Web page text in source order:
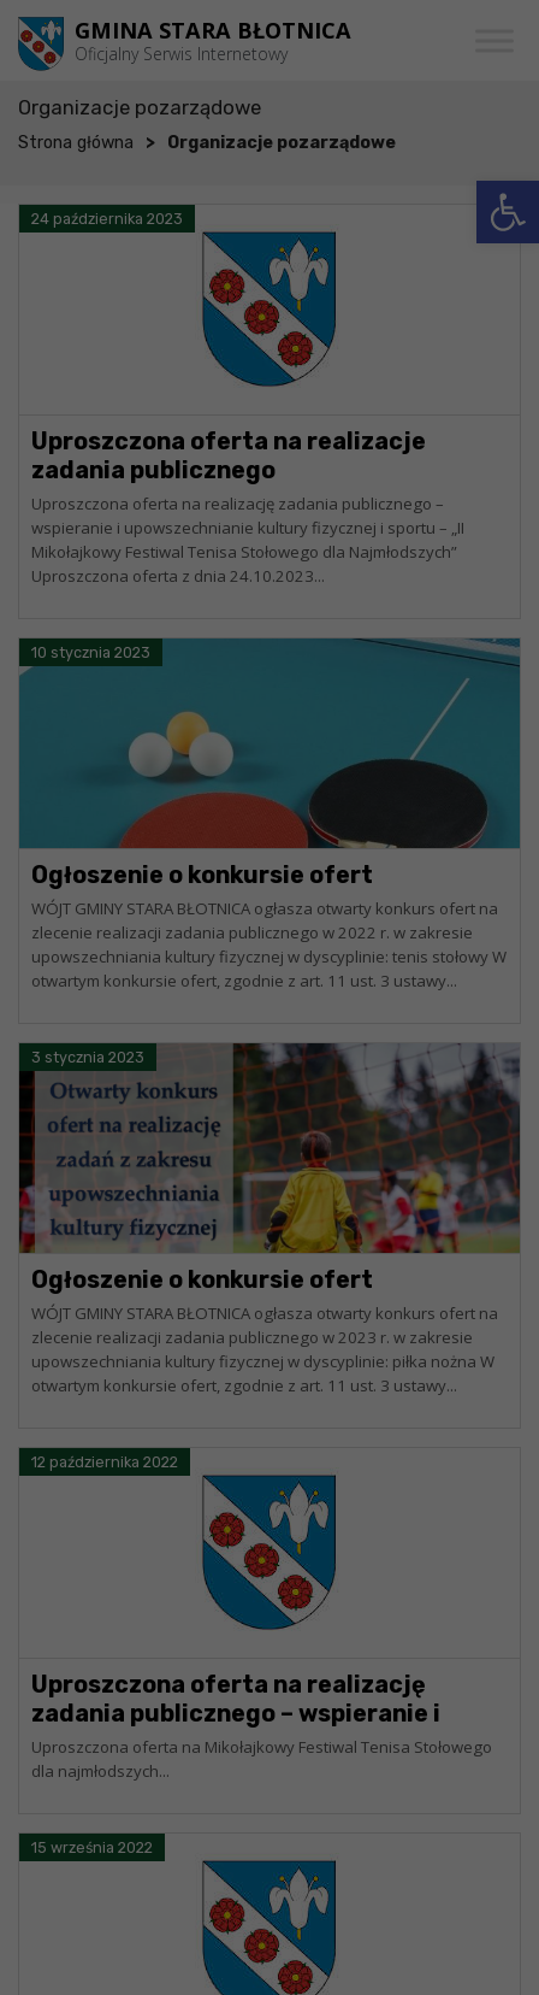
Przejdź do menu
Przejdź do głównej treści strony
Przejdź do stopki strony GMINA STARA BŁOTNICA
Oficjalny Serwis Internetowy
Organizacje pozarządowe
Strona główna > Organizacje pozarządowe
24 października 2023
Uproszczona oferta na realizacje
zadania publicznego
Uproszczona oferta na realizację zadania publicznego –
wspieranie i upowszechnianie kultury fizycznej i sportu – „II
Mikołajkowy Festiwal Tenisa Stołowego dla Najmłodszych”
Uproszczona oferta z dnia 24.10.2023...
10 stycznia 2023
Ogłoszenie o konkursie ofert
WÓJT GMINY STARA BŁOTNICA ogłasza otwarty konkurs ofert na
zlecenie realizacji zadania publicznego w 2022 r. w zakresie
upowszechniania kultury fizycznej w dyscyplinie: tenis stołowy W
otwartym konkursie ofert, zgodnie z art. 11 ust. 3 ustawy...
3 stycznia 2023
Ogłoszenie o konkursie ofert
WÓJT GMINY STARA BŁOTNICA ogłasza otwarty konkurs ofert na
zlecenie realizacji zadania publicznego w 2023 r. w zakresie
upowszechniania kultury fizycznej w dyscyplinie: piłka nożna W
otwartym konkursie ofert, zgodnie z art. 11 ust. 3 ustawy...
12 października 2022
Uproszczona oferta na realizację
zadania publicznego – wspieranie i
upowszechnianie kultury fizycznej i
sportu – „Mikołajkowy Festiwal Tenisa
Uproszczona oferta na Mikołajkowy Festiwal Tenisa Stołowego
dla najmłodszych...
15 września 2022